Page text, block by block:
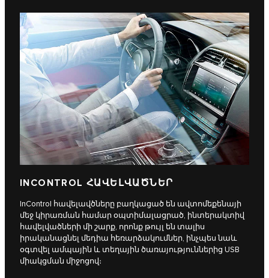
INCONTROL ՀԱՎԵԼՎԱԾՆԵՐ
InControl հավելավծները բաղկացած են ավտոմեքենայի
մեջ կիրառման համար օպտիմալացրած, ինտերակտիվ
հավելվածների մի շարք, որոնք թույլ են տալիս
իրականացնել մեդիա հեռարձակումներ, ինչպես նաև
օգտվել ամպային և տեղային ծառայություններից USB
միակցման միջոցով։